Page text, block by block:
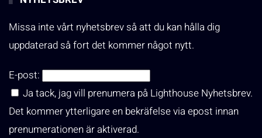
Missa inte vårt nyhetsbrev så att du kan hålla dig
uppdaterad så fort det kommer något nytt.
E-post:
Ja tack, jag vill prenumera på Lighthouse Nyhetsbrev.
Det kommer ytterligare en bekräfelse via epost innan
prenumerationen är aktiverad.